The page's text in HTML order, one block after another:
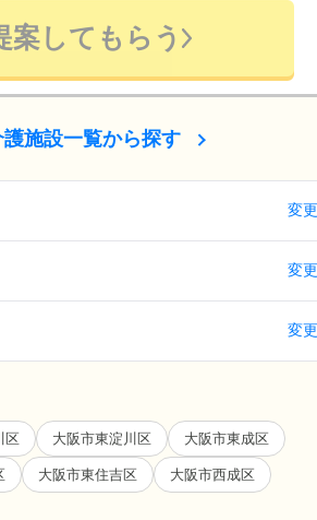
案してもらう
施設一覧から探す
変更
変更
変更
区 大阪市東淀川区 大阪市東成区
大阪市東住吉区 大阪市西成区